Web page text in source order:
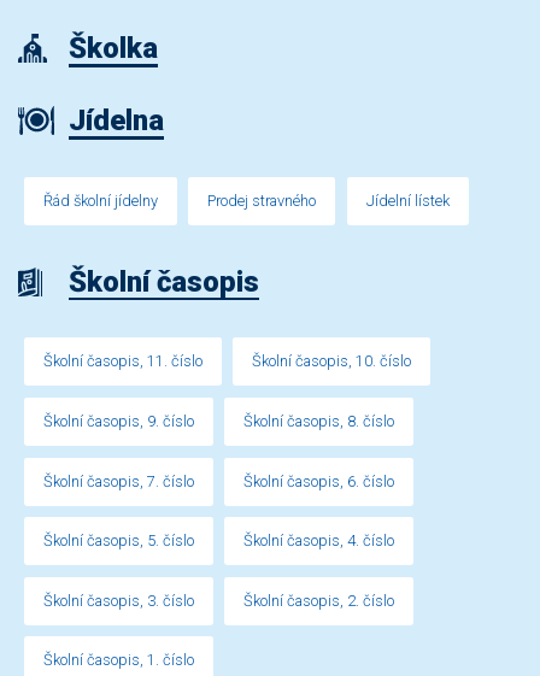
Školka
Jídelna
Řád školní jídelny Prodej stravného Jídelní lístek
Školní časopis
Školní časopis, 11. číslo Školní časopis, 10. číslo
Školní časopis, 9. číslo Školní časopis, 8. číslo
Školní časopis, 7. číslo Školní časopis, 6. číslo
Školní časopis, 5. číslo Školní časopis, 4. číslo
Školní časopis, 3. číslo Školní časopis, 2. číslo
Školní časopis, 1. číslo